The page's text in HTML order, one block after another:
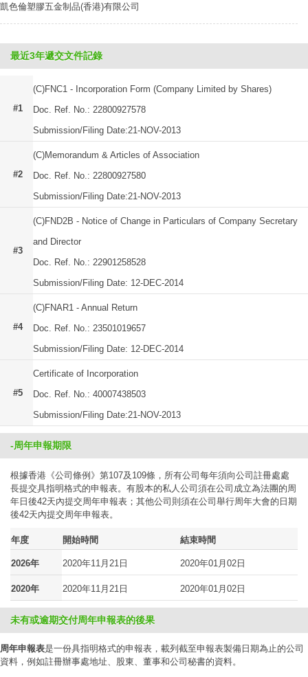
凱色倫塑膠五金制品(香港)有限公司
最近3年遞交文件記錄
#1
(C)FNC1 - Incorporation Form (Company Limited by Shares)
Doc. Ref. No.: 22800927578
Submission/Filing Date:21-NOV-2013
#2
(C)Memorandum & Articles of Association
Doc. Ref. No.: 22800927580
Submission/Filing Date:21-NOV-2013
#3
(C)FND2B - Notice of Change in Particulars of Company Secretary
and Director
Doc. Ref. No.: 22901258528
Submission/Filing Date: 12-DEC-2014
#4
(C)FNAR1 - Annual Return
Doc. Ref. No.: 23501019657
Submission/Filing Date: 12-DEC-2014
#5
Certificate of Incorporation
Doc. Ref. No.: 40007438503
Submission/Filing Date:21-NOV-2013
-周年申報期限
根據香港《公司條例》第107及109條，所有公司每年須向公司註冊處處
長提交具指明格式的申報表。有股本的私人公司須在公司成立為法團的周
年日後42天內提交周年申報表；其他公司則須在公司舉行周年大會的日期
後42天內提交周年申報表。
年度 開始時間 結束時間
2026年 2020年11月21日 2020年01月02日
2020年 2020年11月21日 2020年01月02日
未有或逾期交付周年申報表的後果
周年申報表是一份具指明格式的申報表，載列截至申報表製備日期為止的公司
資料，例如註冊辦事處地址、股東、董事和公司秘書的資料。